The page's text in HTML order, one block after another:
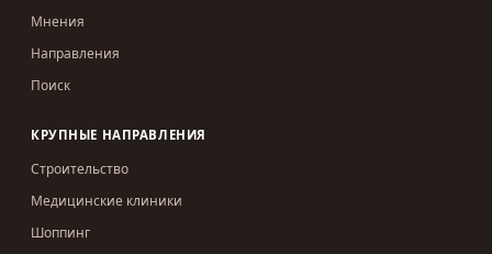
Мнения
Направления
Поиск
КРУПНЫЕ НАПРАВЛЕНИЯ
Строительство
Медицинские клиники
Шоппинг